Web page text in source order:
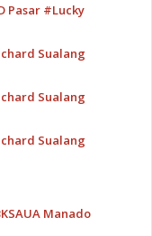
Pasar #Lucky
Sualang
Sualang
Sualang
Manado